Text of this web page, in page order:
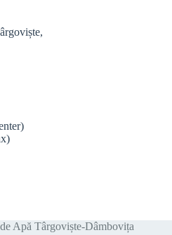
Apă Târgoviște-Dâmbovița